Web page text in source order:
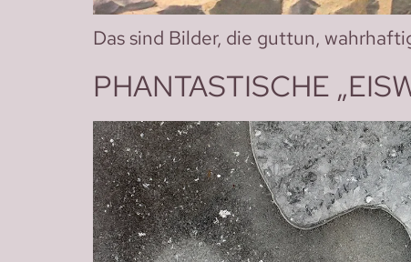
Das sind Bilder, die guttun,
PHANTASTISCHE